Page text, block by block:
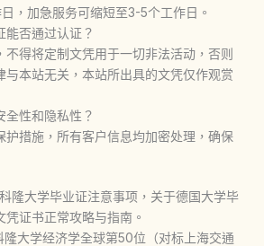
，加急服务可缩短至3-5个工作日。
能否通过认证？
得将定制文凭用于一切非法活动，否则
与本站无关，本站所出具的文凭仅作观赏
全性和隐私性？
护措施，所有客户信息均加密处理，确保
隆大学毕业证注意事项，关于德国大学毕
证书正常攻略与指南。
大学经济学全球第50位（对标上海交通